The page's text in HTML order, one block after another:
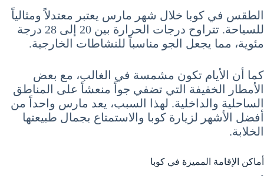
الطقس في كوبا خلال شهر مارس يعتبر معتدلاً ومثالياً
للسياحة. تتراوح درجات الحرارة بين 20 إلى 28 درجة
مئوية، مما يجعل الجو مناسباً للنشاطات الخارجية.
كما أن الأيام تكون مشمسة في الغالب، مع بعض
الأمطار الخفيفة التي تضفي جواً منعشاً على المناطق
الساحلية والداخلية. لهذا السبب، يعد مارس واحداً من
أفضل الأشهر لزيارة كوبا والاستمتاع بجمال طبيعتها
الخلابة.
أماكن الإقامة المميزة في كوبا